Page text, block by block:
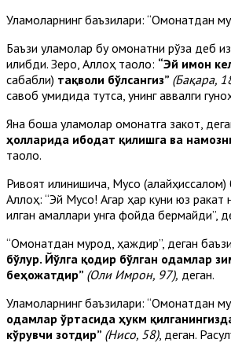
Уламоларнинг баъзилари: “Омонатдан
Баъзи уламолар бу омонатни рўза деб
қилибди. Зеро, Аллоҳ таоло: “Эй имон
сабабли) тақволи бўлсангиз” (Бақара,
савоб умидида тутса, унинг аввалги
Яна бошқа уламолар омонатга закот,
ҳолларида ибодат қилишга ва
таоло.
Ривоят қилинишича, Мусо
Аллоҳ: “Эй Мусо! Агар ҳар куни юз ракат
қилган амаллари унга фойда бермайди”,
“Омонатдан мурод, ҳаждир”, деган
бўлур. Йўлга қодир бўлган одамлар
беҳожатдир” (Оли Имрон, 97), деган.
Уламоларнинг баъзилари: “Омонатдан
одамлар ўртасида ҳукм
кўрувчи зотдир” (Нисо, 58), деган.